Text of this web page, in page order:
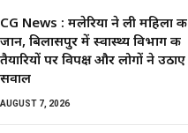
CG News : मलेरिया ने ली महिला की
जान, बिलासपुर में स्वास्थ्य विभाग की
तैयारियों पर विपक्ष और लोगों ने उठाए
सवाल
AUGUST 7, 2026